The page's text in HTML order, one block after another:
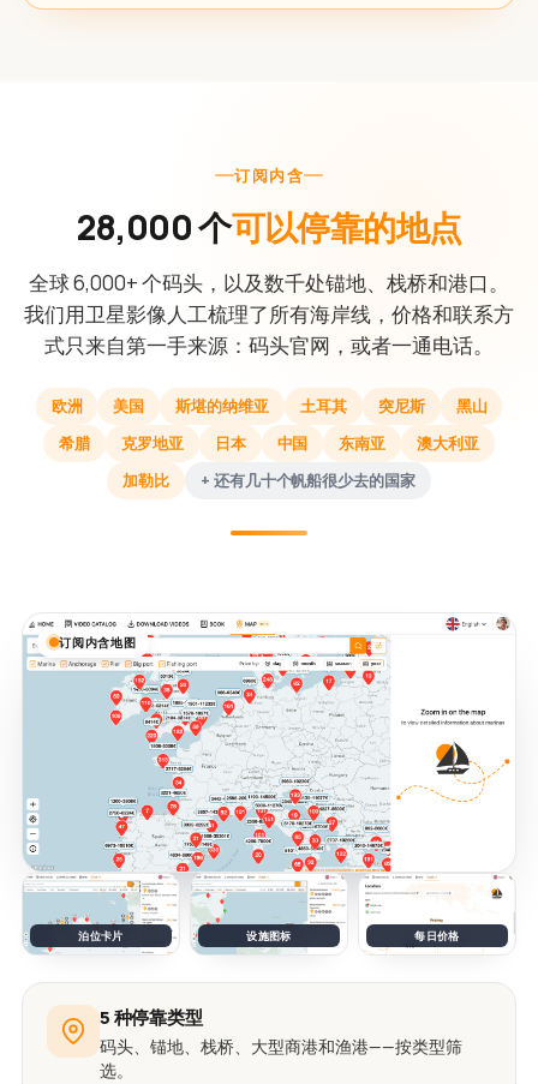
订阅内含
28,000 个可以停靠的地点
全球 6,000+ 个码头，以及数千处锚地、栈桥和港口。
我们用卫星影像人工梳理了所有海岸线，价格和联系方
式只来自第一手来源：码头官网，或者一通电话。
欧洲 美国 斯堪的纳维亚 土耳其 突尼斯
黑山
希腊
克罗地亚 日本 中国 东南亚
澳大利亚
加勒比
+ 还有几十个帆船很少去的国家
订阅内含地图
泊位卡片 设施图标 每日价格
5 种停靠类型
码头、锚地、栈桥、大型商港和渔港——按类型筛
选。